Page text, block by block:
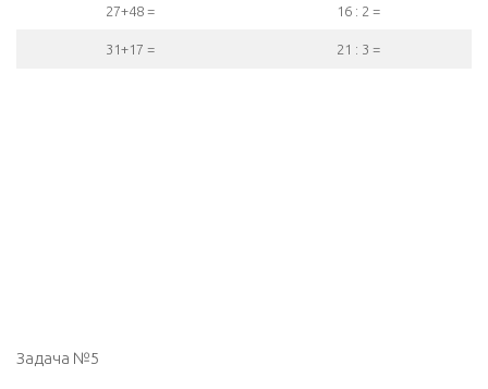
27+48 = 16 : 2 =
31+17 = 21 : 3 =
Задача №5